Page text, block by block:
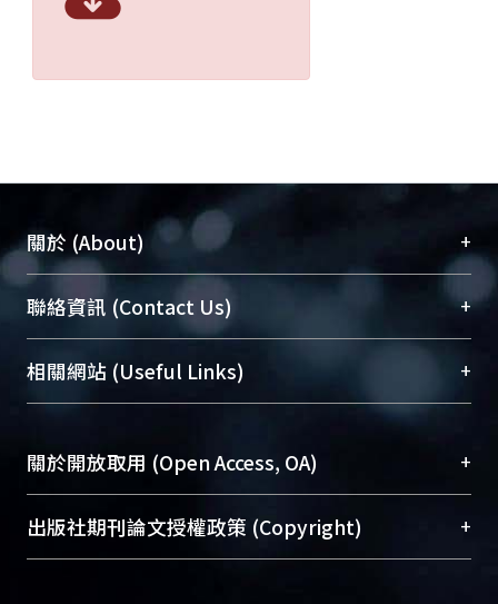
關於 (About) +
臺大位居世界頂尖大學之列，為永久珍藏及向國際
展現本校豐碩的研究成果及學術能量，圖書館整合
機構典藏（NTUR）與學術庫（AH）不同功能平
台，成為臺大學術典藏NTU scholars。期能整合研
究能量、促進交流合作、保存學術產出、推廣研究
成果。
To permanently archive and promote researcher
profiles and scholarly works, Library integrates the
services of “NTU Repository” with “Academic
聯絡資訊 (Contact Us) +
總館學科館員(Main Library)
醫學圖書館學科館員(Medical Library)
(Social
Sciences Library)
相關網站 (Useful Links) +
關於開放取用 (Open Access, OA) +
開放取用是從使用者角度提升資訊取用性的社會運
動，應用在學術研究上是透過將研究著作公開供使
出版社期刊論文授權政策 (Copyright) +